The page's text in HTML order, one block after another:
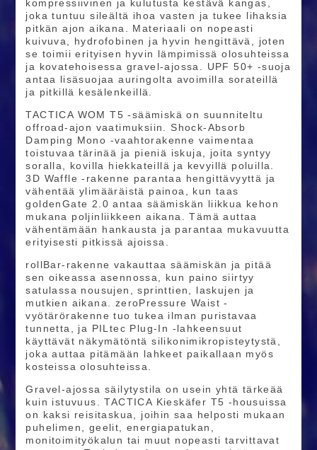
kompressiivinen ja kulutusta kestävä kangas,
joka tuntuu sileältä ihoa vasten ja tukee lihaksia
pitkän ajon aikana. Materiaali on nopeasti
kuivuva, hydrofobinen ja hyvin hengittävä, joten
se toimii erityisen hyvin lämpimissä olosuhteissa
ja kovatehoisessa gravel-ajossa. UPF 50+ -suoja
antaa lisäsuojaa auringolta avoimilla sorateillä
ja pitkillä kesälenkeillä.
TACTICA WOM T5 -säämiskä on suunniteltu
offroad-ajon vaatimuksiin. Shock-Absorb
Damping Mono -vaahtorakenne vaimentaa
toistuvaa tärinää ja pieniä iskuja, joita syntyy
soralla, kovilla hiekkateillä ja kevyillä poluilla.
3D Waffle -rakenne parantaa hengittävyyttä ja
vähentää ylimääräistä painoa, kun taas
goldenGate 2.0 antaa säämiskän liikkua kehon
mukana poljinliikkeen aikana. Tämä auttaa
vähentämään hankausta ja parantaa mukavuutta
erityisesti pitkissä ajoissa.
rollBar-rakenne vakauttaa säämiskän ja pitää
sen oikeassa asennossa, kun paino siirtyy
satulassa nousujen, sprinttien, laskujen ja
mutkien aikana. zeroPressure Waist -
vyötärörakenne tuo tukea ilman puristavaa
tunnetta, ja PILtec Plug-In -lahkeensuut
käyttävät näkymätöntä silikonimikropisteytystä,
joka auttaa pitämään lahkeet paikallaan myös
kosteissa olosuhteissa.
Gravel-ajossa säilytystila on usein yhtä tärkeää
kuin istuvuus. TACTICA Kieskäfer T5 -housuissa
on kaksi reisitaskua, joihin saa helposti mukaan
puhelimen, geelit, energiapatukan,
monitoimityökalun tai muut nopeasti tarvittavat